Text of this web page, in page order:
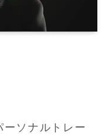
ーソナルトレー